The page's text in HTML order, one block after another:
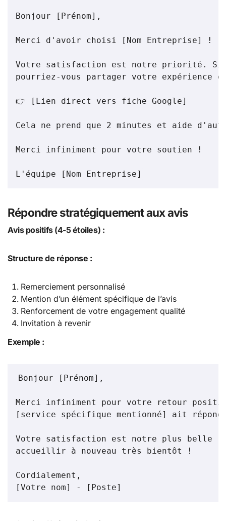
Bonjour [Prénom],
Merci d'avoir choisi [Nom Entreprise] !
Votre satisfaction est notre priorité. Si
pourriez-vous partager votre expérience
👉 [Lien direct vers fiche Google]
Cela ne prend que 2 minutes et aide
Merci infiniment pour votre soutien !
L'équipe [Nom Entreprise]
Répondre stratégiquement aux avis
Avis positifs (4-5 étoiles) :
Structure de réponse :
Remerciement personnalisé
Mention d’un élément spécifique de l’avis
Renforcement de votre engagement qualité
Invitation à revenir
Exemple :
Bonjour [Prénom],
Merci infiniment pour votre retour positif
[service spécifique mentionné] ait
Votre satisfaction est notre plus belle
accueillir à nouveau très bientôt !
Cordialement,
[Votre nom] - [Poste]